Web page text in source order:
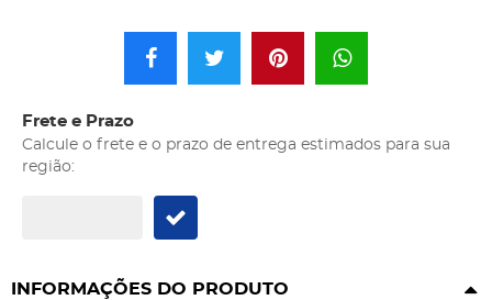
Frete e Prazo
Calcule o frete e o prazo de entrega estimados para sua
região:
INFORMAÇÕES DO PRODUTO